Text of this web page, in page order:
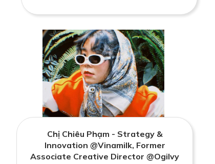
Chị Chiêu Phạm - Strategy &
Innovation @Vinamilk, Former
Associate Creative Director @Ogilvy